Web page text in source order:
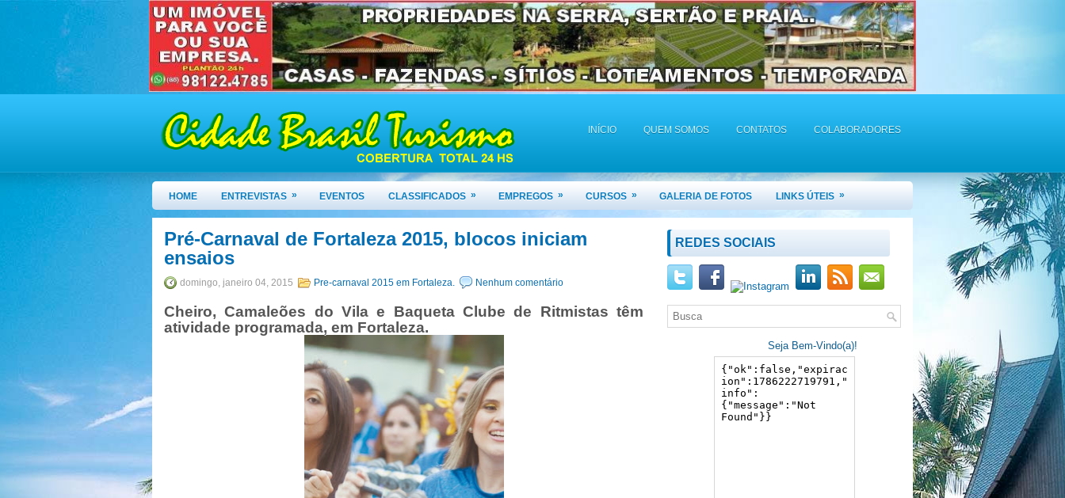
INÍCIO QUEM SOMOS CONTATOS COLABORADORES
HOME ENTREVISTAS » EVENTOS CLASSIFICADOS » EMPREGOS » CURSOS » GALERIA DE FOTOS LINKS ÚTEIS »
Pré-Carnaval de Fortaleza 2015, blocos iniciam
ensaios
domingo, janeiro 04, 2015 Pre-carnaval 2015 em Fortaleza. Nenhum comentário
Cheiro, Camaleões do Vila e Baqueta Clube de Ritmistas têm
atividade programada, em Fortaleza.
REDES SOCIAIS
Seja Bem-Vindo(a)!